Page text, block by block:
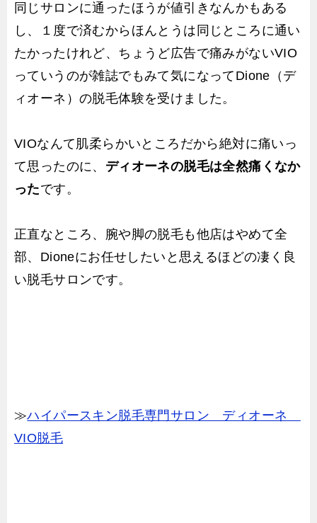
同じサロンに通ったほうが値引きなんかもある
し、１度で済むからほんとうは同じところに通い
たかったけれど、ちょうど広告で痛みがないVIO
っていうのが雑誌でもみて気になってDione（デ
ィオーネ）の脱毛体験を受けました。
VIOなんて肌柔らかいところだから絶対に痛いっ
て思ったのに、 ディオーネの脱毛は全然痛くなか
ったです。
正直なところ、腕や脚の脱毛も他店はやめて全
部、Dioneにお任せしたいと思えるほどの凄く良
い脱毛サロンです。
≫ハイパースキン脱毛専門サロン ディオーネ
VIO脱毛